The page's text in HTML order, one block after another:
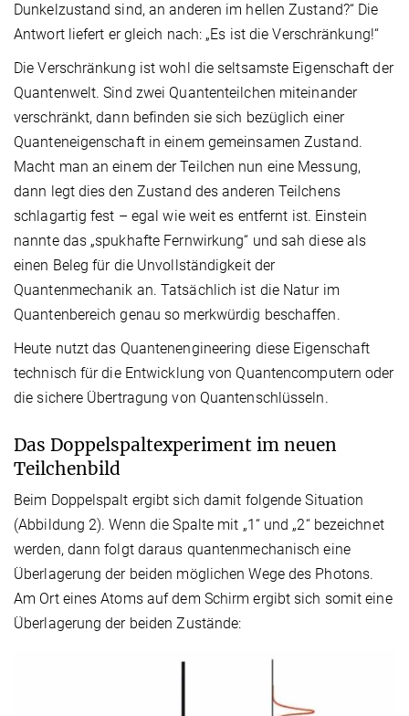
Dunkelzustand sind, an anderen im hellen Zustand?“ Die
Antwort liefert er gleich nach: „Es ist die Verschränkung!“
Die Verschränkung ist wohl die seltsamste Eigenschaft der
Quantenwelt. Sind zwei Quantenteilchen miteinander
verschränkt, dann befinden sie sich bezüglich einer
Quanteneigenschaft in einem gemeinsamen Zustand.
Macht man an einem der Teilchen nun eine Messung,
dann legt dies den Zustand des anderen Teilchens
schlagartig fest – egal wie weit es entfernt ist. Einstein
nannte das „spukhafte Fernwirkung“ und sah diese als
einen Beleg für die Unvollständigkeit der
Quantenmechanik an. Tatsächlich ist die Natur im
Quantenbereich genau so merkwürdig beschaffen.
Heute nutzt das Quantenengineering diese Eigenschaft
technisch für die Entwicklung von Quantencomputern oder
die sichere Übertragung von Quantenschlüsseln.
Das Doppelspaltexperiment im neuen
Teilchenbild
Beim Doppelspalt ergibt sich damit folgende Situation
(Abbildung 2). Wenn die Spalte mit „1“ und „2“ bezeichnet
werden, dann folgt daraus quantenmechanisch eine
Überlagerung der beiden möglichen Wege des Photons.
Am Ort eines Atoms auf dem Schirm ergibt sich somit eine
Überlagerung der beiden Zustände: